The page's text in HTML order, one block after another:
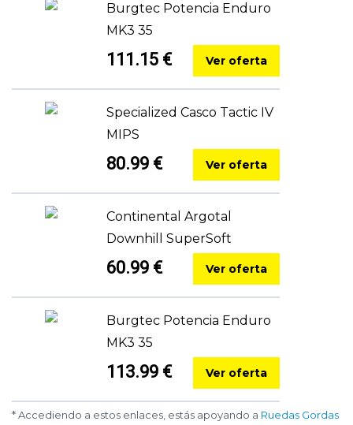
Burgtec Potencia Enduro
MK3 35
111.15 € Ver oferta
Specialized Casco Tactic IV
MIPS
80.99 € Ver oferta
Continental Argotal
Downhill SuperSoft
60.99 € Ver oferta
Burgtec Potencia Enduro
MK3 35
113.99 € Ver oferta
* Accediendo a estos enlaces, estás apoyando a Ruedas Gordas